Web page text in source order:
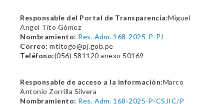
Responsable del Portal de Transparencia:Miguel
Angel Tito Gómez
Nombramiento: Res. Adm. 168-2025-P-PJ
Correo: mtitogo@pj.gob.pe
Teléfono:(056) 581120 anexo 50169
Responsable de acceso a la información:Marco
Antonio Zorrilla Silvera
Nombramiento: Res. Adm. 168-2025-P-CSJIC/P